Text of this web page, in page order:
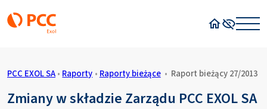
PCC EXOL SA • Raporty • Raporty bieżące • Raport bieżący 27/2013
Zmiany w składzie Zarządu PCC EXOL SA